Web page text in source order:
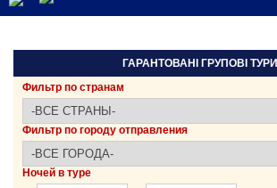
ГАРАНТОВАНІ ГРУПОВІ ТУРИ
Фильтр по странам
Фильтр по городу отправления
Ночей в туре